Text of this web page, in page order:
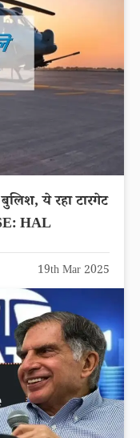
ये रहा टारगेट
HAL
19th Mar 2025